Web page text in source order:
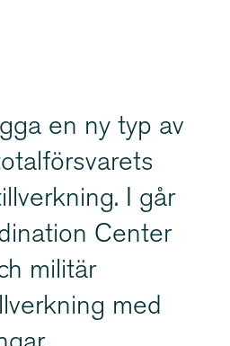
en ny typ av
I går
Center
militär
med